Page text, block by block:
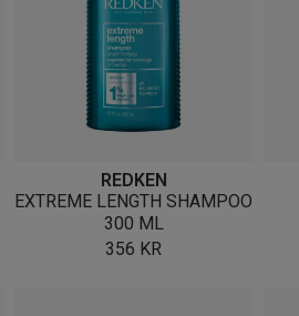
REDKEN
EXTREME LENGTH SHAMPOO
300 ML
356 KR